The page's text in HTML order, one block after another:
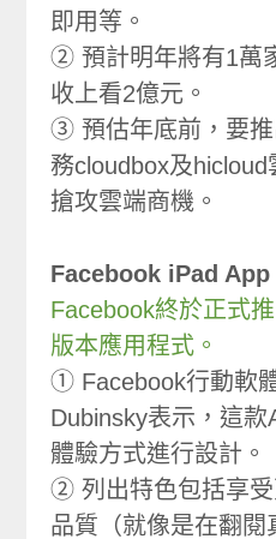
即用等。
② 預計明年將有1萬
收上看2億元。
③ 預估年底前，要
務cloudbox及
搶攻雲端商機。
Facebook iPad App
Facebook終於正式
版本應用程式。
① Facebook行動軟
Dubinsky表示，這
體驗方式進行設計。
② 列出特色包括享受
品質（就像是在翻閱